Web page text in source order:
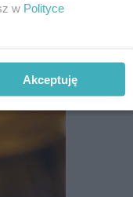
w Polityce
Akceptuję